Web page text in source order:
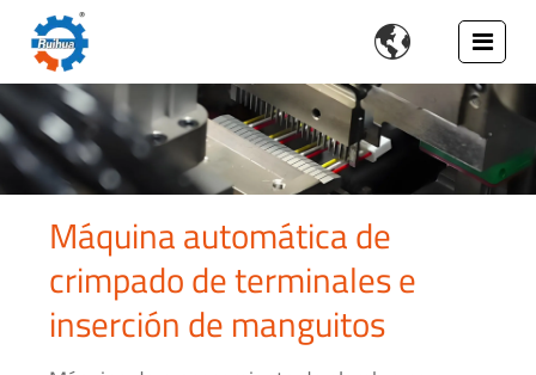

Máquina automática de
crimpado de terminales e
inserción de manguitos